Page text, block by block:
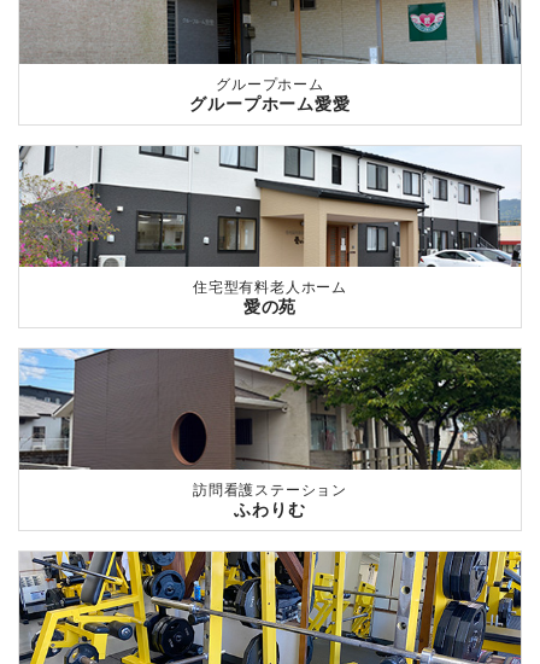
グループホーム
グループホーム愛愛
住宅型有料老人ホーム
愛の苑
訪問看護ステーション
ふわりむ